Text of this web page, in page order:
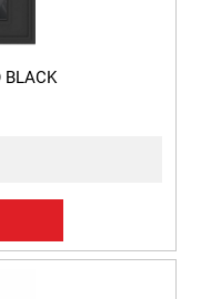
BLACK